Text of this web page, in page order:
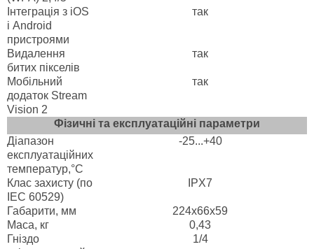
Інтеграція з iOS
і Android
пристроями
так
Видалення
битих пікселів
так
Мобільний
додаток Stream
Vision 2
так
Фізичні та експлуатаційні параметри
Діапазон
експлуатаційних
температур,°C
-25...+40
Клас захисту (по
IEC 60529)
IPX7
Габарити, мм
224х66х59
Маса, кг
0,43
Гніздо
1/4